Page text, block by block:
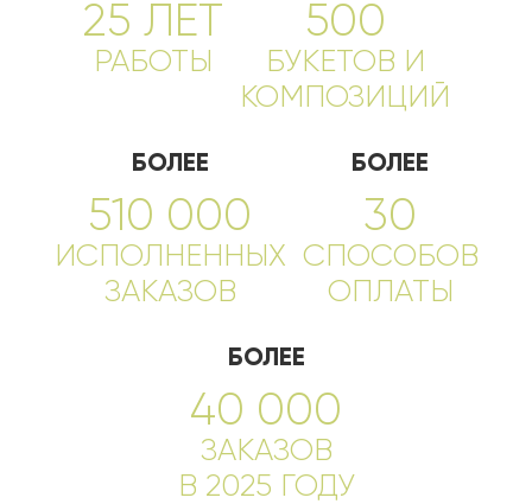
25 ЛЕТ
РАБОТЫ
500
БУКЕТОВ И
КОМПОЗИЦИЙ
БОЛЕЕ
510 000
ИСПОЛНЕННЫХ
ЗАКАЗОВ
БОЛЕЕ
30
СПОСОБОВ
ОПЛАТЫ
БОЛЕЕ
40 000
ЗАКАЗОВ
В 2025 ГОДУ